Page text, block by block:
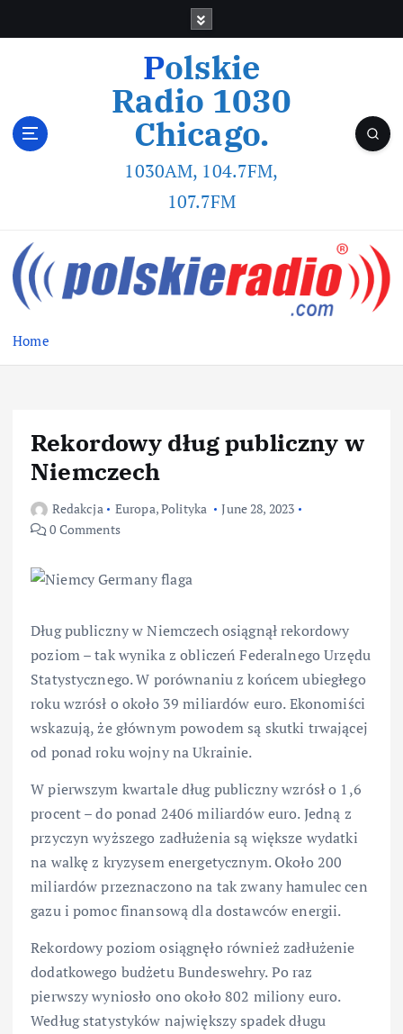
Polskie
Radio 1030
Chicago.
1030AM, 104.7FM,
107.7FM
Home
Rekordowy dług publiczny w
Niemczech
Redakcja Europa,Polityka
June 28, 2023
0 Comments
Dług publiczny w Niemczech osiągnął rekordowy
poziom – tak wynika z obliczeń Federalnego Urzędu
Statystycznego. W porównaniu z końcem ubiegłego
roku wzrósł o około 39 miliardów euro. Ekonomiści
wskazują, że głównym powodem są skutki trwającej
od ponad roku wojny na Ukrainie.
W pierwszym kwartale dług publiczny wzrósł o 1,6
procent – do ponad 2406 miliardów euro. Jedną z
przyczyn wyższego zadłużenia są większe wydatki
na walkę z kryzysem energetycznym. Około 200
miliardów przeznaczono na tak zwany hamulec cen
gazu i pomoc finansową dla dostawców energii.
Rekordowy poziom osiągnęło również zadłużenie
dodatkowego budżetu Bundeswehry. Po raz
pierwszy wyniosło ono około 802 miliony euro.
Według statystyków największy spadek długu